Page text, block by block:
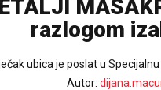
razlogom
ubica je poslat u
Autor: